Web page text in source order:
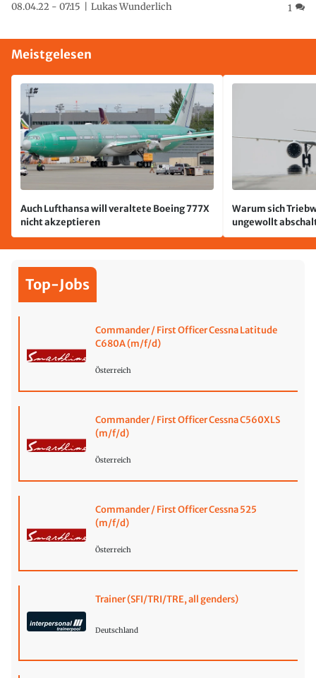
08.04.22 - 07:15 Lukas Wunderlich 1
Meistgelesen
Auch Lufthansa will veraltete Boeing 777X
nicht akzeptieren
Warum sich
ungewollt
passiert
Top-Jobs
Commander / First Officer Cessna Latitude
C680A (m/f/d)
Österreich
Commander / First Officer Cessna C560XLS
(m/f/d)
Österreich
Commander / First Officer Cessna 525
(m/f/d)
Österreich
Trainer (SFI/TRI/TRE, all genders)
Deutschland